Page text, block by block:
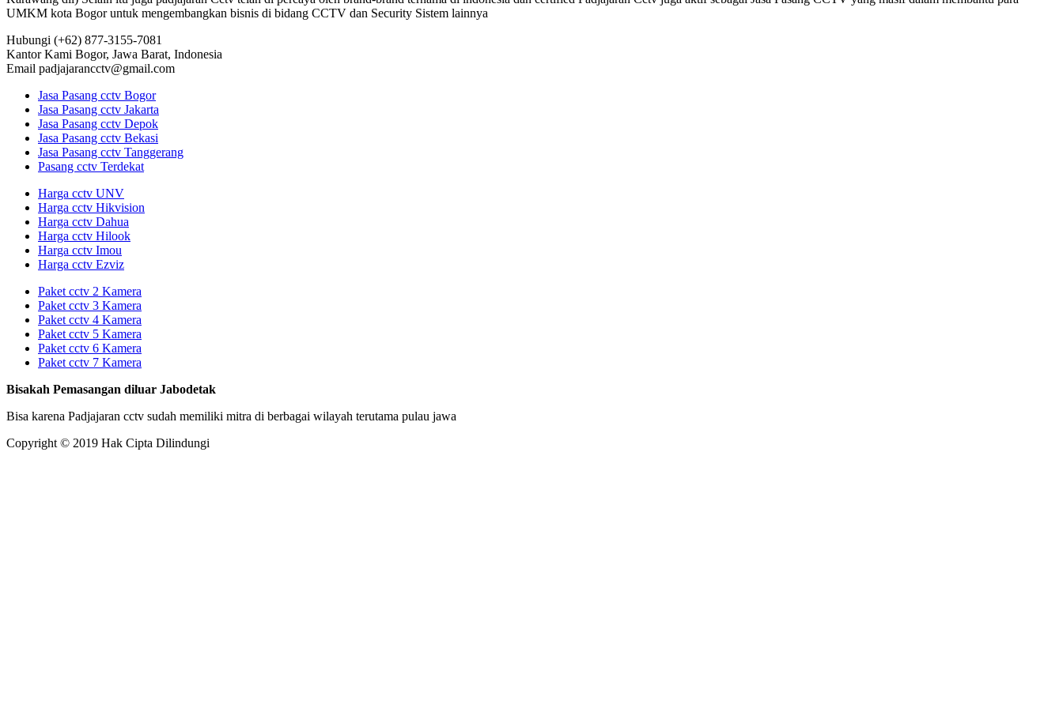
UMKM kota Bogor untuk mengembangkan bisnis di bidang CCTV dan Security Sistem lainnya
Hubungi (+62) 877-3155-7081
Kantor Kami Bogor, Jawa Barat, Indonesia
Email padjajarancctv@gmail.com
Jasa Pasang cctv Bogor
Jasa Pasang cctv Jakarta
Jasa Pasang cctv Depok
Jasa Pasang cctv Bekasi
Jasa Pasang cctv Tanggerang
Pasang cctv Terdekat
Harga cctv UNV
Harga cctv Hikvision
Harga cctv Dahua
Harga cctv Hilook
Harga cctv Imou
Harga cctv Ezviz
Paket cctv 2 Kamera
Paket cctv 3 Kamera
Paket cctv 4 Kamera
Paket cctv 5 Kamera
Paket cctv 6 Kamera
Paket cctv 7 Kamera
Bisakah Pemasangan diluar Jabodetak
Bisa karena Padjajaran cctv sudah memiliki mitra di berbagai wilayah terutama pulau jawa
Copyright © 2019 Hak Cipta Dilindungi